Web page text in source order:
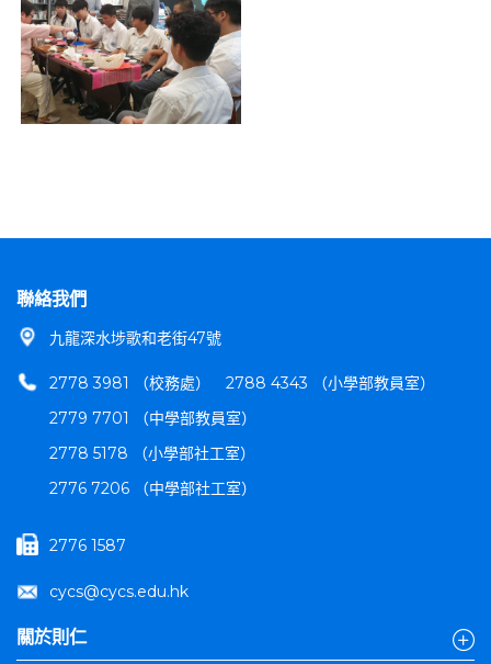
聯絡我們
九龍深水埗歌和老街47號
2778 3981 （校務處）
2788 4343 （小學部教員室）
2779 7701 （中學部教員室）
2778 5178 （小學部社工室）
2776 7206 （中學部社工室）
2776 1587
cycs@cycs.edu.hk
關於則仁